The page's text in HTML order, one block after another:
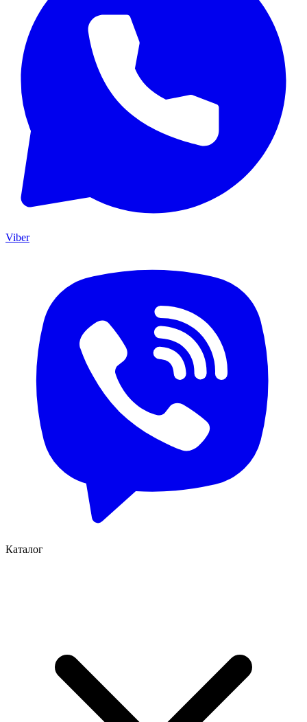
Viber
Каталог